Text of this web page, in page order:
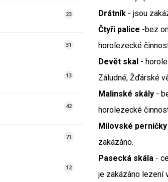
23
31
13
42
71
12
Drátník - jsou
Čtyři palice -bez
horolezecké
Devět skal -
Záludné, Žďárské
Malinské skály -
horolezecké
Milovské perničky
zakázáno.
Pasecká skála -
je zakázáno lezení